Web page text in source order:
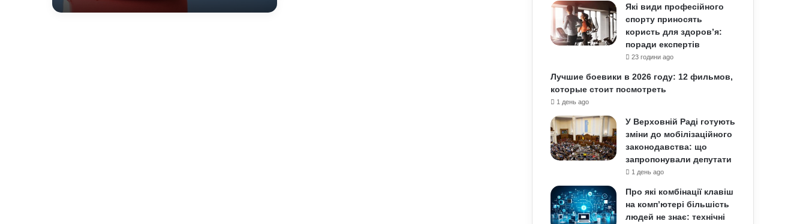
Які види професійного
спорту приносять
користь для здоров’я:
поради експертів
23 години ago
Лучшие боевики в 2026 году: 12 фильмов,
которые стоит посмотреть
1 день ago
У Верховній Раді готують
зміни до мобілізаційного
законодавства: що
запропонували депутати
1 день ago
Про які комбінації клавіш
на комп’ютері більшість
людей не знає: технічні